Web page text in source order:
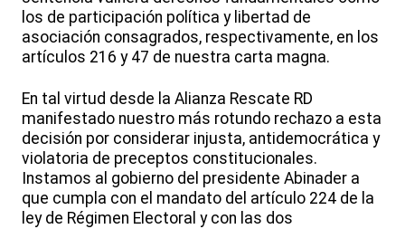
los de participación política y libertad de
asociación consagrados, respectivamente, en los
artículos 216 y 47 de nuestra carta magna.
En tal virtud desde la Alianza Rescate RD
manifestado nuestro más rotundo rechazo a esta
decisión por considerar injusta, antidemocrática y
violatoria de preceptos constitucionales.
Instamos al gobierno del presidente Abinader a
que cumpla con el mandato del artículo 224 de la
ley de Régimen Electoral y con las dos